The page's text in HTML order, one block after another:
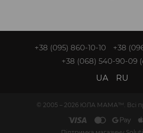
+38 (095) 860-10-10
+38
+38 (068) 540-90-09
© 2005 – 2026 ЮЛА МАМА™. Всі
UA RU